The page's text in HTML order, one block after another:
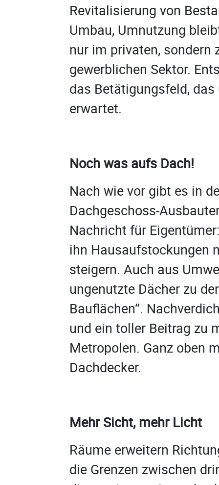
Revitalisierung von
Umbau, Umnutzung
nur im privaten, sondern
gewerblichen Sektor.
das Betätigungsfeld,
erwartet.
Noch was aufs Dach!
Nach wie vor gibt es in
Dachgeschoss-
Nachricht für
ihn Hausaufstockungen
steigern. Auch aus
ungenutzte Dächer zu
Bauflächen“.
und ein toller Beitrag zu
Metropolen. Ganz oben
Dachdecker.
Mehr Sicht, mehr Licht
Räume erweitern
die Grenzen zwischen